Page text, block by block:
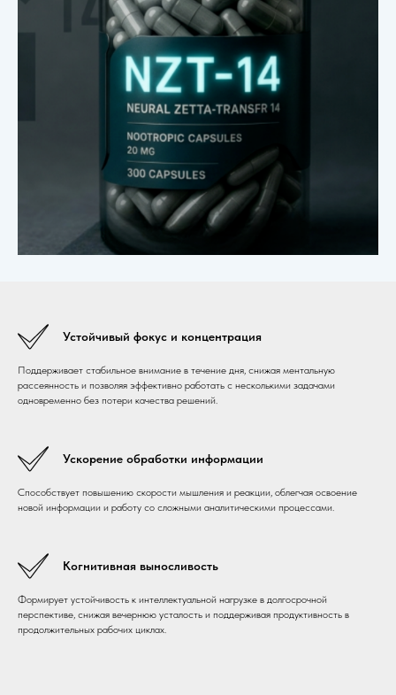
Устойчивый фокус и концентрация
Поддерживает стабильное внимание в течение дня, снижая ментальную
рассеянность и позволяя эффективно работать с несколькими задачами
одновременно без потери качества решений.
Ускорение обработки информации
Способствует повышению скорости мышления и реакции, облегчая освоение
новой информации и работу со сложными аналитическими процессами.
Когнитивная выносливость
Формирует устойчивость к интеллектуальной нагрузке в долгосрочной
перспективе, снижая вечернюю усталость и поддерживая продуктивность в
продолжительных рабочих циклах.